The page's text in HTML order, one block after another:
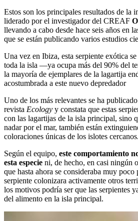
Estos son los principales resultados de la
liderado por el investigador del CREAF
llevando a cabo desde hace seis años en
que se están publicando varios estudios
Una vez en Ibiza, esta serpiente exótica
toda la isla —ya ocupa más del 90% del
la mayoría de ejemplares de la lagartija
acostumbrada a este nuevo depredador
Uno de los más relevantes se ha
revista Ecology y constata que estas
con las lagartijas de la isla principal, sino
nadar por el mar, también están
coloraciones únicas de los islotes cercanos.
Según el equipo, este comportamiento
esta especie ni, de hecho, en casi ningún
que hasta ahora se consideraba muy poco
serpiente colonizara activamente otros
los motivos podría ser que las serpientes
del alimento en la isla principal.